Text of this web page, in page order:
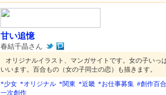
甘い追憶
春結千晶さん
オリジナルイラスト、マンガサイトです。女の子いっ
いいます。百合もの（女の子同士の恋）も描きます。
*少女 *オリジナル *関東 *近畿 *お仕事募集 #創作百合
一次創作